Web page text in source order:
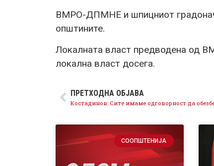
ВМРО-ДПМНЕ и шпицниот
општините.
Локалната власт предводена од
локална власт досега.
ПРЕТХОДНА ОБЈАВА
СООПШТЕНИЈА